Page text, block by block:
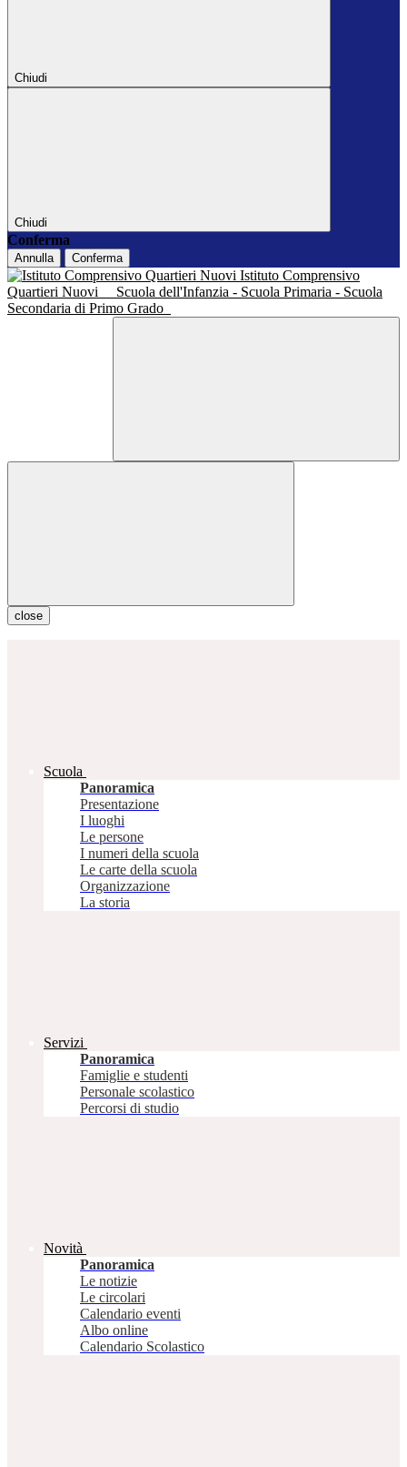
Chiudi
Chiudi
Conferma
Annulla Conferma
Istituto Comprensivo
Quartieri Nuovi
Scuola dell'Infanzia - Scuola Primaria - Scuola
Secondaria di Primo Grado
close
Scuola
Panoramica
Presentazione
I luoghi
Le persone
I numeri della scuola
Le carte della scuola
Organizzazione
La storia
Servizi
Panoramica
Famiglie e studenti
Personale scolastico
Percorsi di studio
Novità
Panoramica
Le notizie
Le circolari
Calendario eventi
Albo online
Calendario Scolastico